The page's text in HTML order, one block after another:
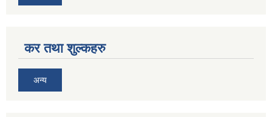
कर तथा शुल्कहरु
अन्य